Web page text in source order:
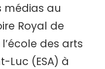
médias au
Royal de
des arts
Luc (ESA) à